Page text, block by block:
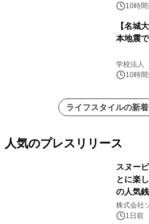
10時間
【名城
本地震
学校法人
10時間
ライフスタイルの新
人気のプレスリリース
スヌー
とに楽
の人気
ラボレ
ボグッ
株式会社
1日前